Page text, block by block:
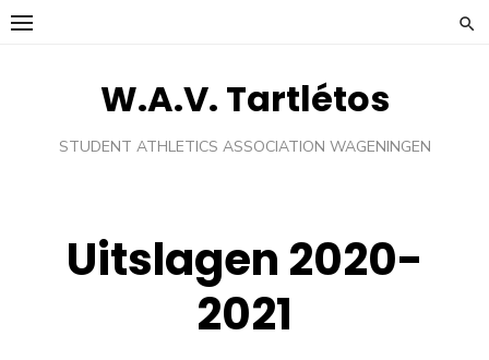
Ga
W.A.V. Tartlétos
STUDENT ATHLETICS ASSOCIATION WAGENINGEN
Uitslagen 2020-
2021